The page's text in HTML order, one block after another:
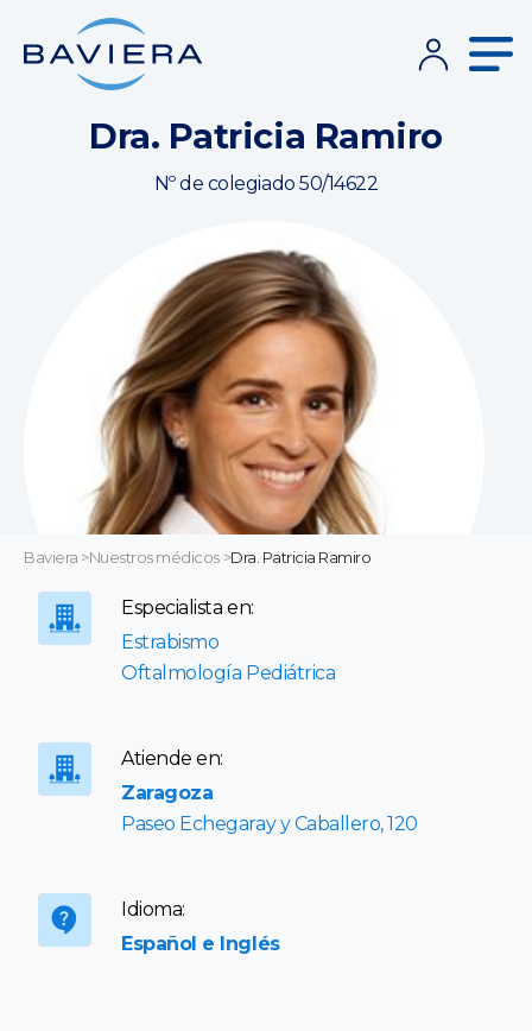
Dra. Patricia Ramiro
Nº de colegiado 50/14622
Baviera >Nuestros médicos >Dra. Patricia Ramiro
Especialista en:
Estrabismo
Oftalmología Pediátrica
Atiende en:
Zaragoza
Paseo Echegaray y Caballero, 120
Idioma:
Español e Inglés